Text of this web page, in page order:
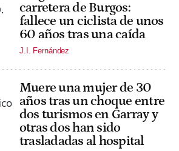
carretera de Burgos:
fallece un ciclista de unos
60 años tras una caída
J.I. Fernández
Muere una mujer de 30
años tras un choque entre
dos turismos en Garray y
otras dos han sido
trasladadas al hospital